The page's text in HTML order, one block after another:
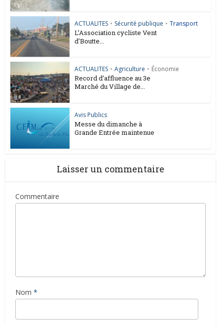
ACTUALITES • Sécurité publique • Transport
L’Association cycliste Vent
d’Boutte...
ACTUALITES • Agriculture • Économie
Record d’affluence au 3e
Marché du Village de...
Avis Publics
Messe du dimanche à
Grande Entrée maintenue
Laisser un commentaire
Commentaire
Nom *